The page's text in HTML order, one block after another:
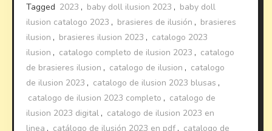
Tagged 2023 , baby doll ilusion 2023 , baby doll
ilusion catalogo 2023 , brasieres de ilusión , brasieres
ilusion , brasieres ilusion 2023 , catalogo 2023
ilusion , catalogo completo de ilusion 2023 , catalogo
de brasieres ilusion , catalogo de ilusion , catalogo
de ilusion 2023 , catalogo de ilusion 2023 blusas ,
catalogo de ilusion 2023 completo , catalogo de
ilusion 2023 digital , catalogo de ilusion 2023 en
linea , catálogo de ilusión 2023 en pdf , catalogo de